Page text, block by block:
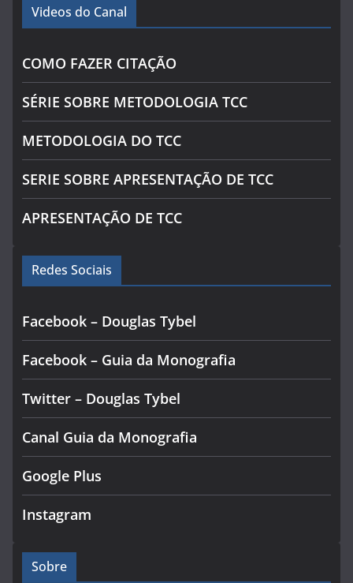
Videos do Canal
COMO FAZER CITAÇÃO
SÉRIE SOBRE METODOLOGIA TCC
METODOLOGIA DO TCC
SERIE SOBRE APRESENTAÇÃO DE TCC
APRESENTAÇÃO DE TCC
Redes Sociais
Facebook – Douglas Tybel
Facebook – Guia da Monografia
Twitter – Douglas Tybel
Canal Guia da Monografia
Google Plus
Instagram
Sobre